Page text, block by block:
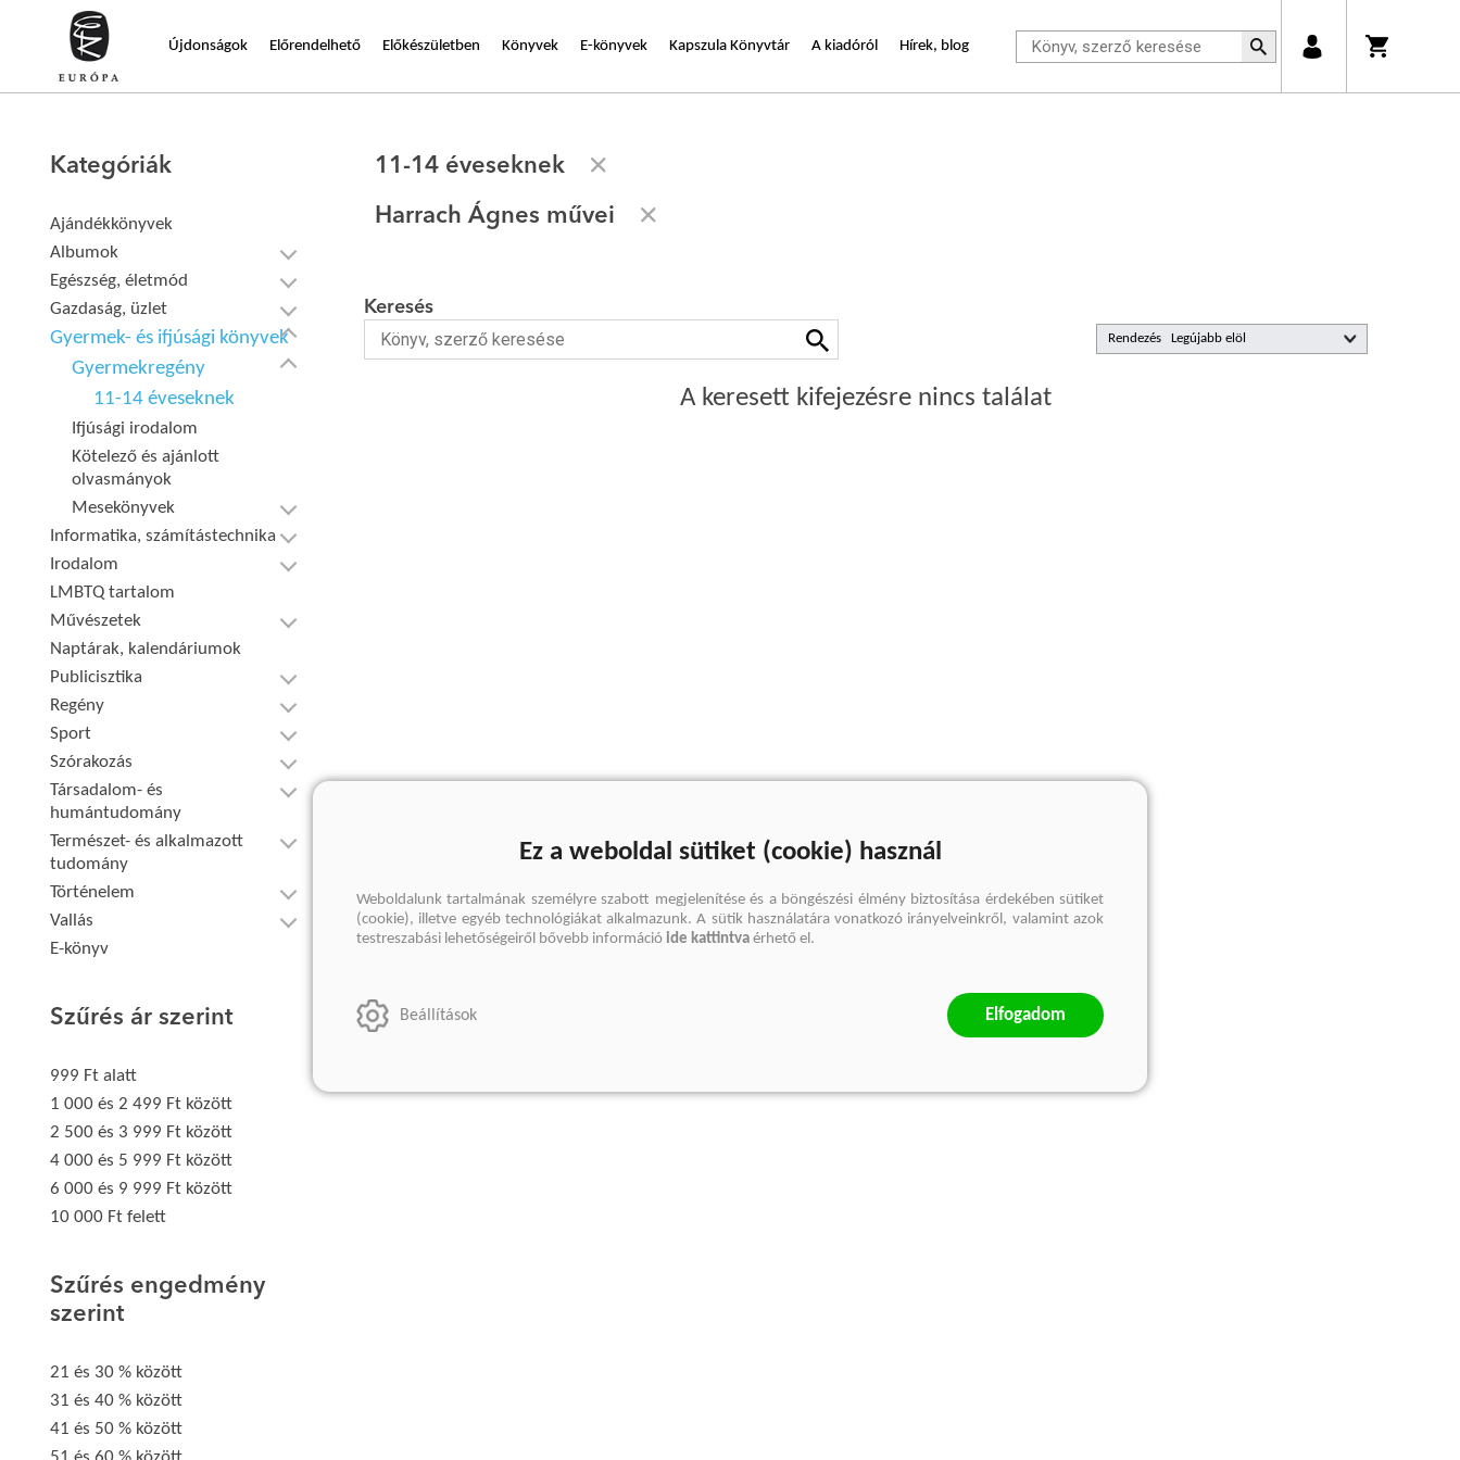
Újdonságok Előrendelhető Előkészületben Könyvek E-könyvek Kapszula Könyvtár A kiadóról Hírek, blog
Kategóriák
Ajándékkönyvek
Albumok
Egészség, életmód
Gazdaság, üzlet
Gyermek- és ifjúsági könyvek
Gyermekregény
11-14 éveseknek
Ifjúsági irodalom
Kötelező és ajánlott
olvasmányok
Mesekönyvek
Informatika, számítástechnika
Irodalom
LMBTQ tartalom
Művészetek
Naptárak, kalendáriumok
Publicisztika
Regény
Sport
Szórakozás
Társadalom- és
humántudomány
Természet- és alkalmazott
tudomány
Történelem
Vallás
E-könyv
Szűrés ár szerint
999 Ft alatt
1 000 és 2 499 Ft között
2 500 és 3 999 Ft között
4 000 és 5 999 Ft között
6 000 és 9 999 Ft között
10 000 Ft felett
Szűrés engedmény
szerint
21 és 30 % között
31 és 40 % között
41 és 50 % között
11-14 éveseknek
Harrach Ágnes művei
Rendezés
Keresés
A keresett kifejezésre nincs találat
Ez a weboldal sütiket (cookie) használ
Weboldalunk tartalmának személyre szabott megjelenítése és a böngészési élmény biztosítása érdekében sütiket
(cookie), illetve egyéb technológiákat alkalmazunk. A sütik használatára vonatkozó irányelveinkről, valamint azok
testreszabási lehetőségeiről bővebb információ ide kattintva érhető el.
Beállítások Elfogadom